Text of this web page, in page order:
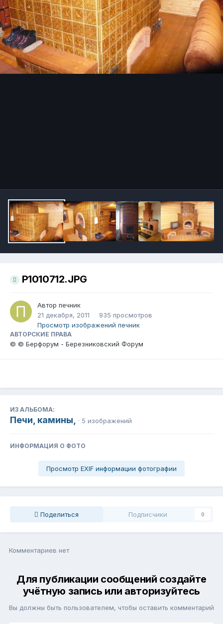
P1010712.JPG
Автор печник
21 декабря, 2011
935 просмотров
Просмотр изображений печник
АВТОРСКИЕ ПРАВА
© © Берфорум - Березниковский Форум
ИЗ АЛЬБОМА:
Печи, камины, · 5 изображений
ИНФОРМАЦИЯ О ФОТО
Просмотр EXIF информации фотографии
Поделиться Подписчики 0
Комментариев нет
Для публикации сообщений создайте
учётную запись или авторизуйтесь
Вы должны быть пользователем, чтобы оставить комментарий